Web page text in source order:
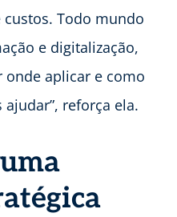
Todo mundo
e digitalização,
onde aplicar e como
reforça ela.